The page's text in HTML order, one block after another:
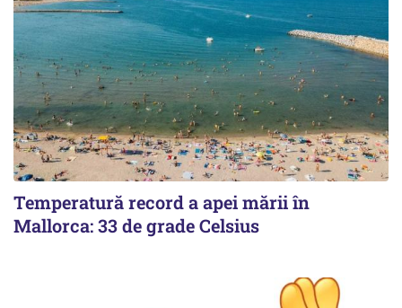
Temperatură record a apei mării în
Mallorca: 33 de grade Celsius